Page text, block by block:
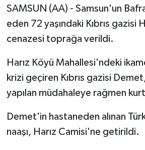
SAMSUN (AA) - Samsun'un
eden 72 yaşındaki Kıbrıs gazisi
cenazesi toprağa verildi.
Harız Köyü Mahallesi'ndeki
krizi geçiren Kıbrıs gazisi
yapılan müdahaleye rağmen
Demet'in hastaneden alınan Türk
naaşı, Harız Camisi'ne getirildi.